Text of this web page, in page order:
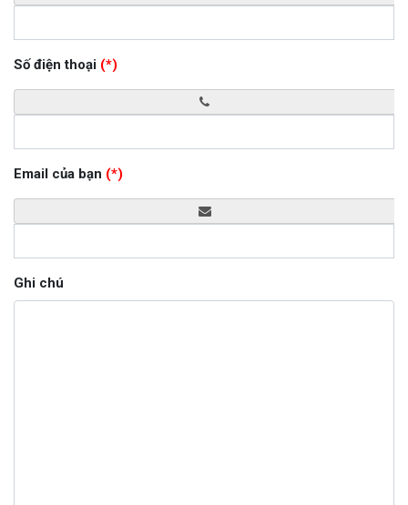
Số điện thoại (*)
Email của bạn (*)
Ghi chú